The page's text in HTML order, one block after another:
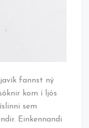
fannst ný
kom í ljós
sem
Einkennandi